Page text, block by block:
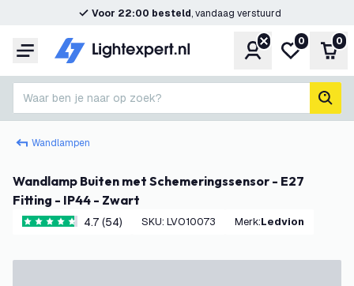
Voor 22:00 besteld, vandaag verstuurd
Menu Account
Mijn
0 0
Waar ben je naar op zoek?
Wandlampen
Wandlamp Buiten met Schemeringssensor - E27
Fitting - IP44 - Zwart
4.7 score sterren
4.7 (54) SKU: LVO10073 Merk: Ledvion